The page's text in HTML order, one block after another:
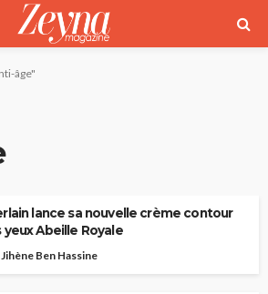
âge"
lance sa nouvelle crème contour
yeux Abeille Royale
Jihène Ben Hassine